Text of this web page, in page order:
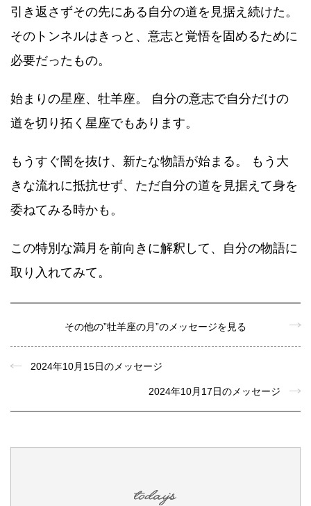
引き返さずその先にある自分の道を見据え続けた。
そのトンネルはきっと、意志と覚悟を固めるために
必要だったもの。
始まりの星座、牡羊座。 自分の意志で自分だけの
道を切り拓く星座でもあります。
もうすぐ闇を抜け、新たな物語が始まる。 もう大
きな流れに抵抗せず、ただ自分の道を見据えて身を
委ねてみる時かも。
この特別な満月を前向きに解釈して、自分の物語に
取り入れてみて。
その他の”牡羊座の月”のメッセージを見る
2024年10月15日のメッセージ
2024年10月17日のメッセージ